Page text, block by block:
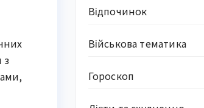
з
Відпочинок
Військова тематика
Гороскоп